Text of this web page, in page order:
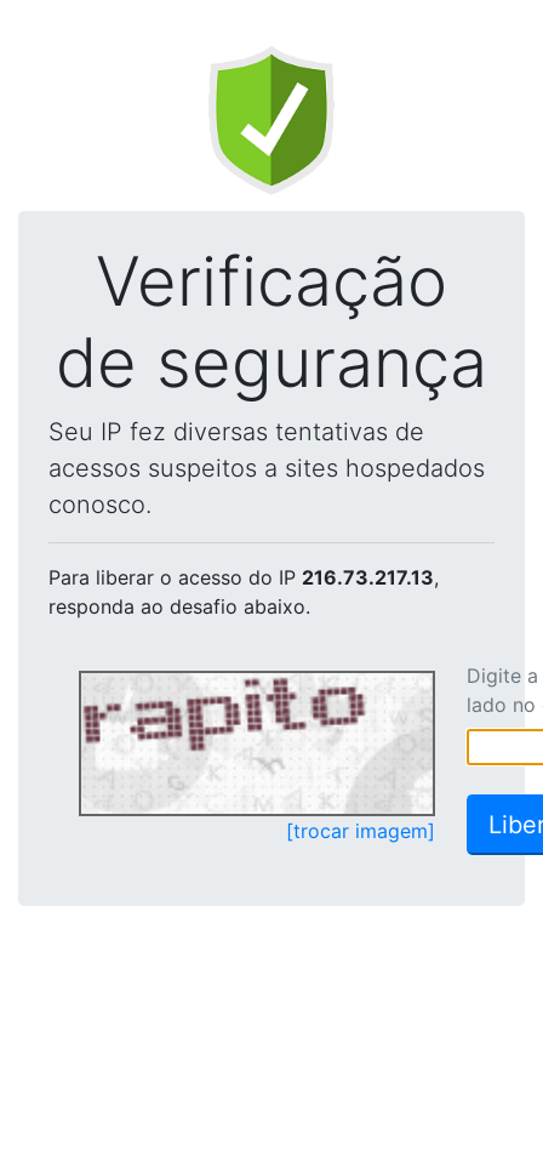
Verificação
de segurança
Seu IP fez diversas tentativas de
acessos suspeitos a sites hospedados
conosco.
Para liberar o acesso do IP 216.73.217.13,
responda ao desafio abaixo.
[trocar imagem]
Digite
lado no